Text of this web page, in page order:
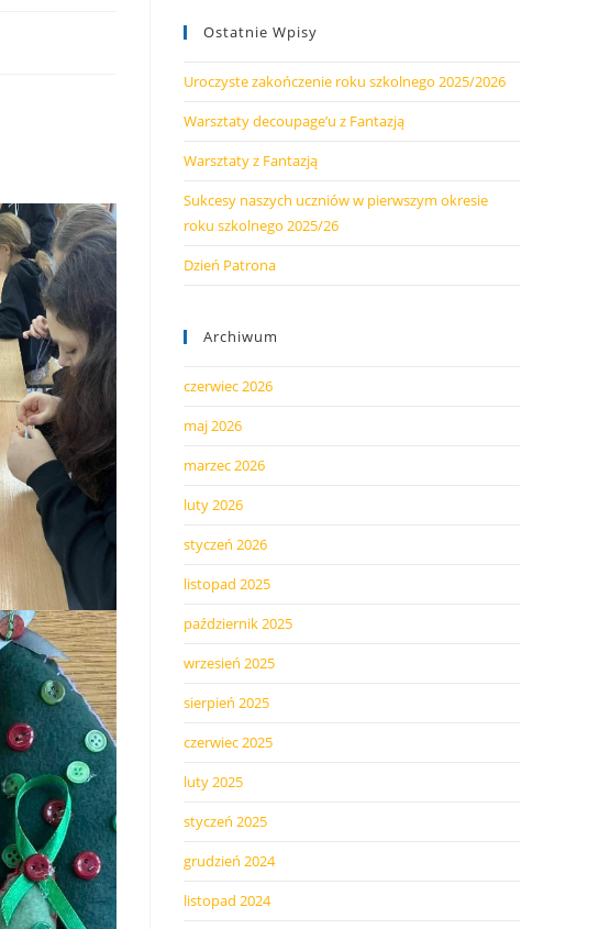
Ostatnie Wpisy
Uroczyste zakończenie roku szkolnego 2025/2026
Warsztaty decoupage’u z Fantazją
Warsztaty z Fantazją
Sukcesy naszych uczniów w pierwszym okresie
roku szkolnego 2025/26
Dzień Patrona
Archiwum
czerwiec 2026
maj 2026
marzec 2026
luty 2026
styczeń 2026
listopad 2025
październik 2025
wrzesień 2025
sierpień 2025
czerwiec 2025
luty 2025
styczeń 2025
grudzień 2024
listopad 2024